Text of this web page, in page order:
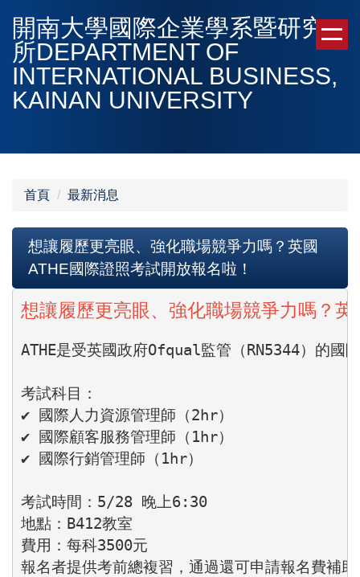
到
主
要
內
容
開南大學國際企業學系暨研究
所DEPARTMENT OF
INTERNATIONAL BUSINESS,
KAINAN UNIVERSITY
首頁 最新消息
想讓履歷更亮眼、強化職場競爭力嗎？英國
ATHE國際證照考試開放報名啦！
想讓履歷更亮眼、強化職場競爭力嗎？
ATHE是受英國政府Ofqual監管（RN5344）的國
考試科目：
✔ 國際人力資源管理師（2hr）
✔ 國際顧客服務管理師（1hr）
✔ 國際行銷管理師（1hr）
考試時間：5/28 晚上6:30
地點：B412教室
費用：每科3500元
報名者提供考前總複習，通過還可申請報名費補助